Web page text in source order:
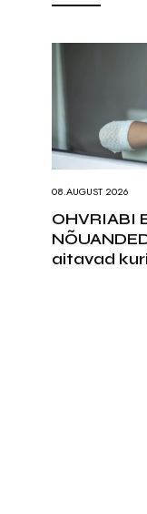
08.AUGUST 2026
OHVRIABI
aitavad